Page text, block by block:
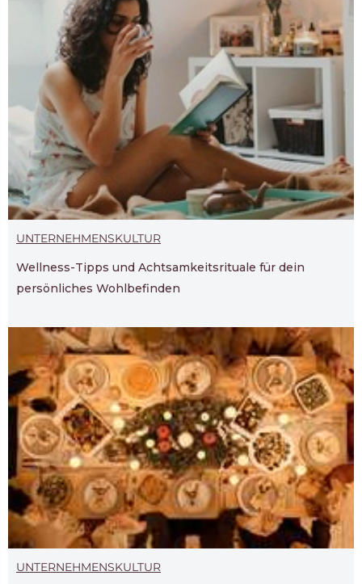
UNTERNEHMENSKULTUR
Wellness-Tipps und Achtsamkeitsrituale für dein
persönliches Wohlbefinden
UNTERNEHMENSKULTUR